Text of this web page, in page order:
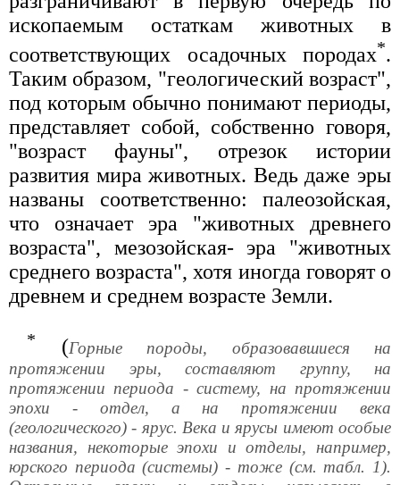
ископаемым остаткам животных в
соответствующих осадочных породах*.
Таким образом, "геологический возраст",
под которым обычно понимают периоды,
представляет собой, собственно говоря,
"возраст фауны", отрезок истории
развития мира животных. Ведь даже эры
названы соответственно: палеозойская,
что означает эра "животных древнего
возраста", мезозойская- эра "животных
среднего возраста", хотя иногда говорят о
древнем и среднем возрасте Земли.
* (Горные породы, образовавшиеся на
протяжении эры, составляют группу, на
протяжении периода - систему, на протяжении
эпохи - отдел, а на протяжении века
(геологического) - ярус. Века и ярусы имеют особые
названия, некоторые эпохи и отделы, например,
юрского периода (системы) - тоже (см. табл. 1).